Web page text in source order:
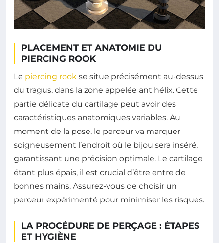
PLACEMENT ET ANATOMIE DU
PIERCING ROOK
Le piercing rook se situe précisément au-dessus
du tragus, dans la zone appelée antihélix. Cette
partie délicate du cartilage peut avoir des
caractéristiques anatomiques variables. Au
moment de la pose, le perceur va marquer
soigneusement l’endroit où le bijou sera inséré,
garantissant une précision optimale. Le cartilage
étant plus épais, il est crucial d’être entre de
bonnes mains. Assurez-vous de choisir un
perceur expérimenté pour minimiser les risques.
LA PROCÉDURE DE PERÇAGE : ÉTAPES
ET HYGIÈNE